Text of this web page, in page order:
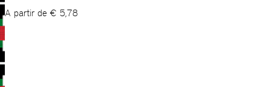
A partir de € 5,78